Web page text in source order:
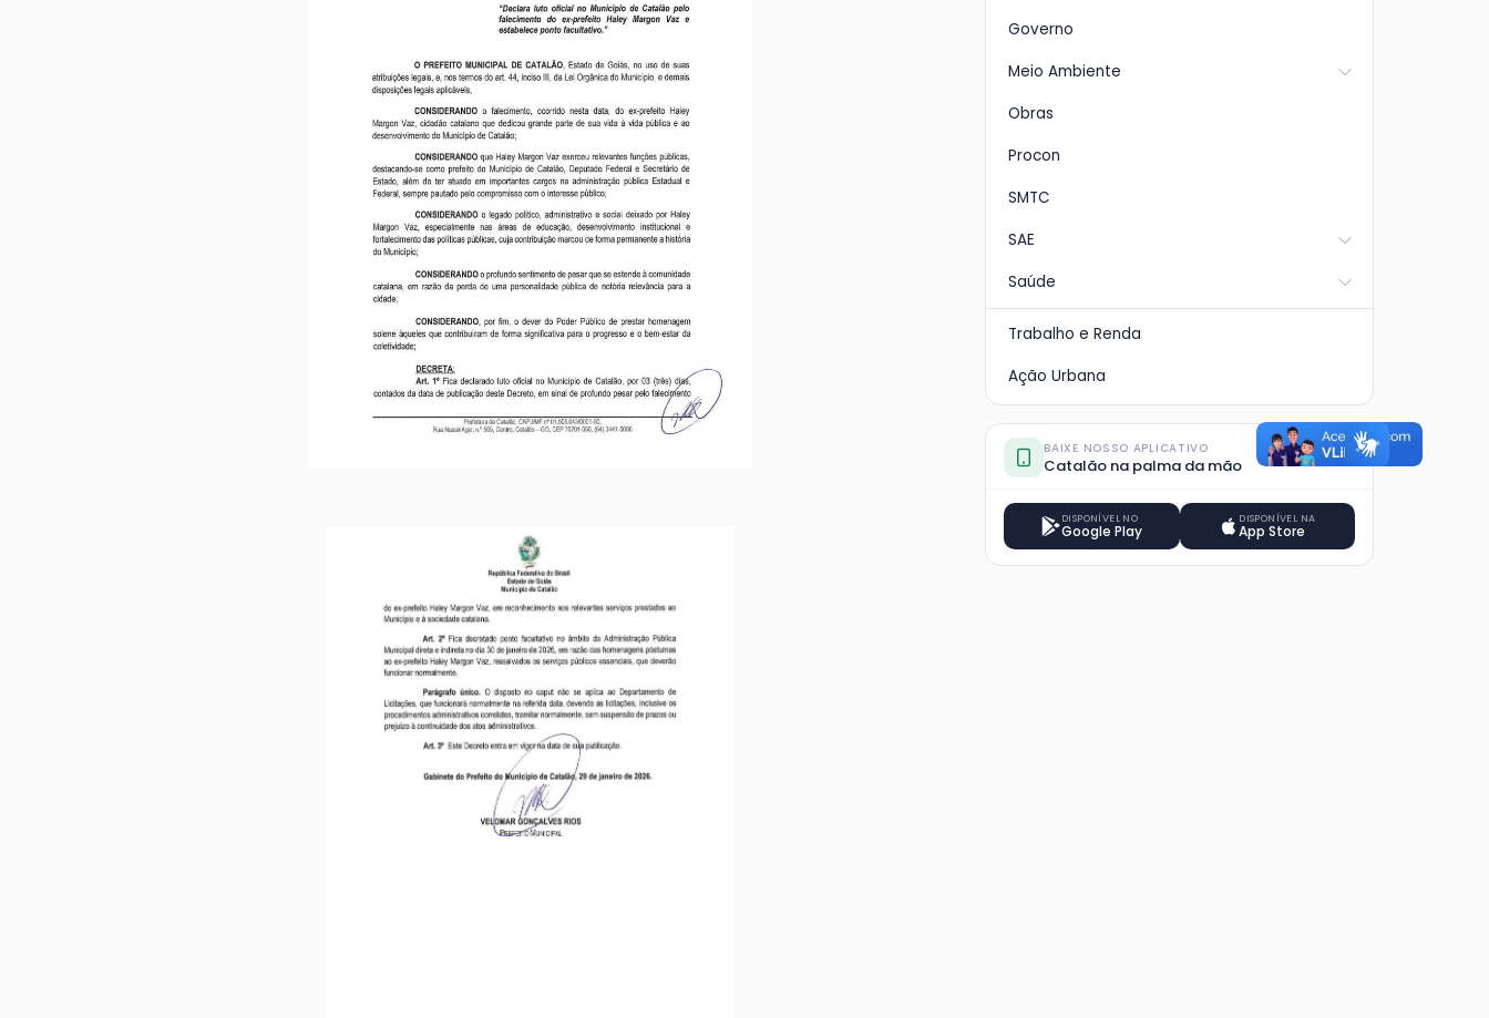
Governo
Meio Ambiente
Obras
Procon
SMTC
SAE
Saúde
Trabalho e Renda
Ação Urbana
BAIXE NOSSO APLICATIVO
Catalão na palma da mão
DISPONÍVEL NO
Google Play
DISPONÍVEL NA
App Store